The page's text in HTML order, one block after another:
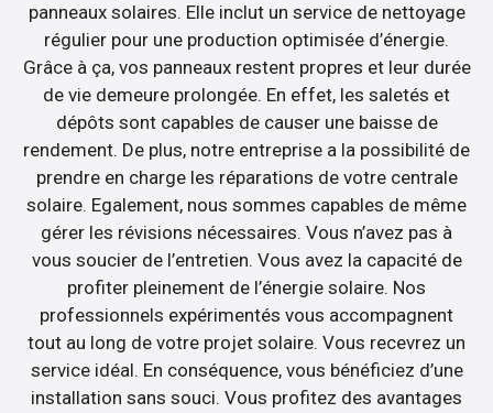
panneaux solaires. Elle inclut un service de nettoyage
régulier pour une production optimisée d’énergie.
Grâce à ça, vos panneaux restent propres et leur durée
de vie demeure prolongée. En effet, les saletés et
dépôts sont capables de causer une baisse de
rendement. De plus, notre entreprise a la possibilité de
prendre en charge les réparations de votre centrale
solaire. Egalement, nous sommes capables de même
gérer les révisions nécessaires. Vous n’avez pas à
vous soucier de l’entretien. Vous avez la capacité de
profiter pleinement de l’énergie solaire. Nos
professionnels expérimentés vous accompagnent
tout au long de votre projet solaire. Vous recevrez un
service idéal. En conséquence, vous bénéficiez d’une
installation sans souci. Vous profitez des avantages